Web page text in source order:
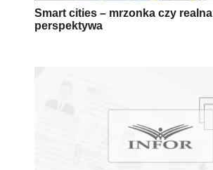
Smart cities – mrzonka czy realna
perspektywa